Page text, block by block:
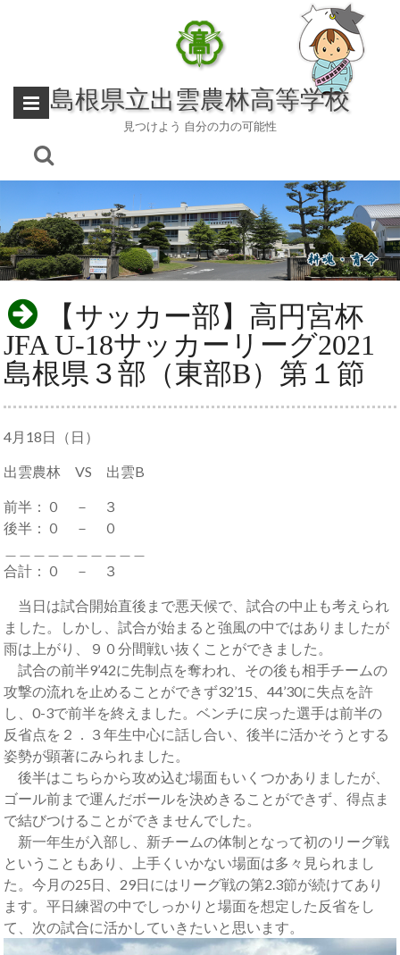
島根県立出雲農林高等学校
見つけよう 自分の力の可能性
【サッカー部】高円宮杯
JFA U-18サッカーリーグ2021
島根県３部（東部B）第１節
4月18日（日）
出雲農林 VS 出雲B
前半：０ － ３
後半：０ － ０
合計：０ － ３
当日は試合開始直後まで悪天候で、試合の中止も考えられ
ました。しかし、試合が始まると強風の中ではありましたが
雨は上がり、９０分間戦い抜くことができました。
試合の前半9’42に先制点を奪われ、その後も相手チームの
攻撃の流れを止めることができず32’15、44’30に失点を許
し、0-3で前半を終えました。ベンチに戻った選手は前半の
反省点を２．３年生中心に話し合い、後半に活かそうとする
姿勢が顕著にみられました。
後半はこちらから攻め込む場面もいくつかありましたが、
ゴール前まで運んだボールを決めきることができず、得点ま
で結びつけることができませんでした。
新一年生が入部し、新チームの体制となって初のリーグ戦
ということもあり、上手くいかない場面は多々見られまし
た。今月の25日、29日にはリーグ戦の第2.3節が続けてあり
ます。平日練習の中でしっかりと場面を想定した反省をし
て、次の試合に活かしていきたいと思います。